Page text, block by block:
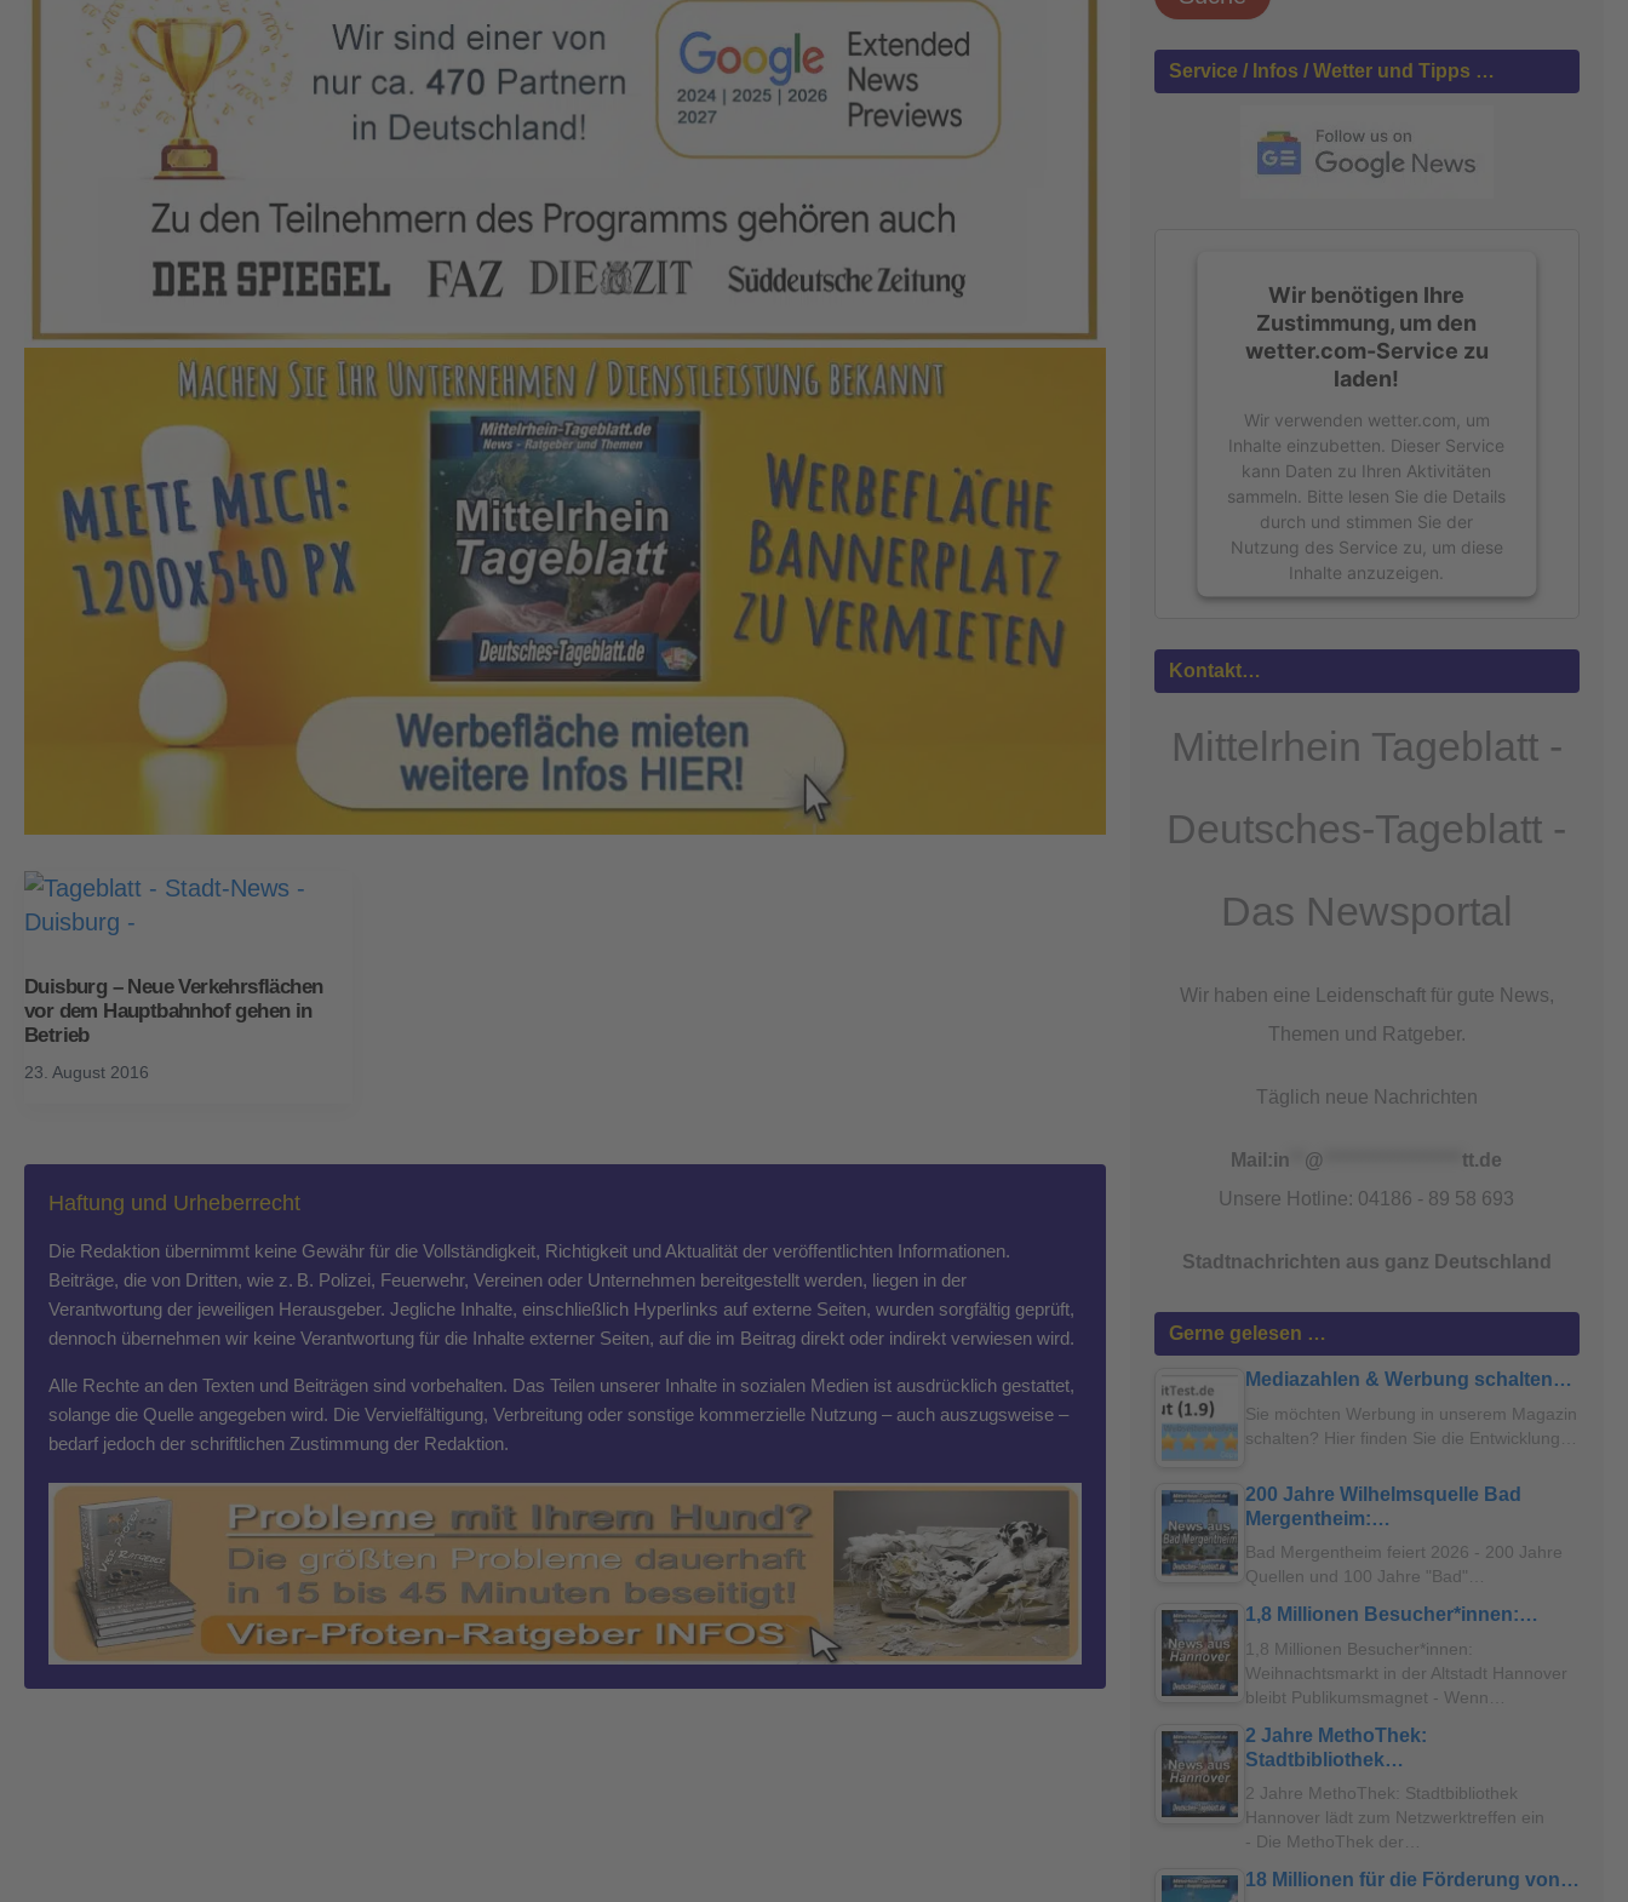
Duisburg – Neue Verkehrsflächen
vor dem Hauptbahnhof gehen in
Betrieb
23. August 2016
Haftung und Urheberrecht
Die Redaktion übernimmt keine Gewähr für die Vollständigkeit, Richtigkeit und Aktualität der veröffentlichten Informationen.
Beiträge, die von Dritten, wie z. B. Polizei, Feuerwehr, Vereinen oder Unternehmen bereitgestellt werden, liegen in der
Verantwortung der jeweiligen Herausgeber. Jegliche Inhalte, einschließlich Hyperlinks auf externe Seiten, wurden sorgfältig geprüft,
dennoch übernehmen wir keine Verantwortung für die Inhalte externer Seiten, auf die im Beitrag direkt oder indirekt verwiesen wird.
Alle Rechte an den Texten und Beiträgen sind vorbehalten. Das Teilen unserer Inhalte in sozialen Medien ist ausdrücklich gestattet,
solange die Quelle angegeben wird. Die Vervielfältigung, Verbreitung oder sonstige kommerzielle Nutzung – auch auszugsweise –
bedarf jedoch der schriftlichen Zustimmung der Redaktion.
h
n
Service / Infos / Wetter und Tipps …
Wir benötigen Ihre
Zustimmung, um den
wetter.com-Service zu
laden!
Wir verwenden wetter.com, um
Inhalte einzubetten. Dieser Service
kann Daten zu Ihren Aktivitäten
sammeln. Bitte lesen Sie die Details
durch und stimmen Sie der
Nutzung des Service zu, um diese
Inhalte anzuzeigen.
Informationen
Akzeptieren
powered byUsercentrics Consent
Management Platform&eRecht24
Kontakt…
Mittelrhein Tageblatt -
Deutsches-Tageblatt -
Das Newsportal
Wir haben eine Leidenschaft für gute News,
Themen und Ratgeber.
Täglich neue Nachrichten
Mail:in @ *******************tt.de
Unsere Hotline: 04186 - 89 58 693
Stadtnachrichten aus ganz Deutschland
Gerne gelesen …
Mediazahlen & Werbung schalten…
Sie möchten Werbung in unserem Magazin
schalten? Hier finden Sie die Entwicklung…
200 Jahre Wilhelmsquelle Bad
Mergentheim:…
Bad Mergentheim feiert 2026 - 200 Jahre
Quellen und 100 Jahre "Bad"…
1,8 Millionen Besucher*innen:…
1,8 Millionen Besucher*innen:
Weihnachtsmarkt in der Altstadt Hannover
bleibt Publikumsmagnet - Wenn…
2 Jahre MethoThek:
Stadtbibliothek…
2 Jahre MethoThek: Stadtbibliothek
Hannover lädt zum Netzwerktreffen ein
- Die MethoThek der…
18 Millionen für die Förderung von…